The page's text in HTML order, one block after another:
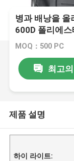
병과 배낭을 올
600D 폴리에
MOQ：500 PC
최고
제품 설명
하이 라이트: